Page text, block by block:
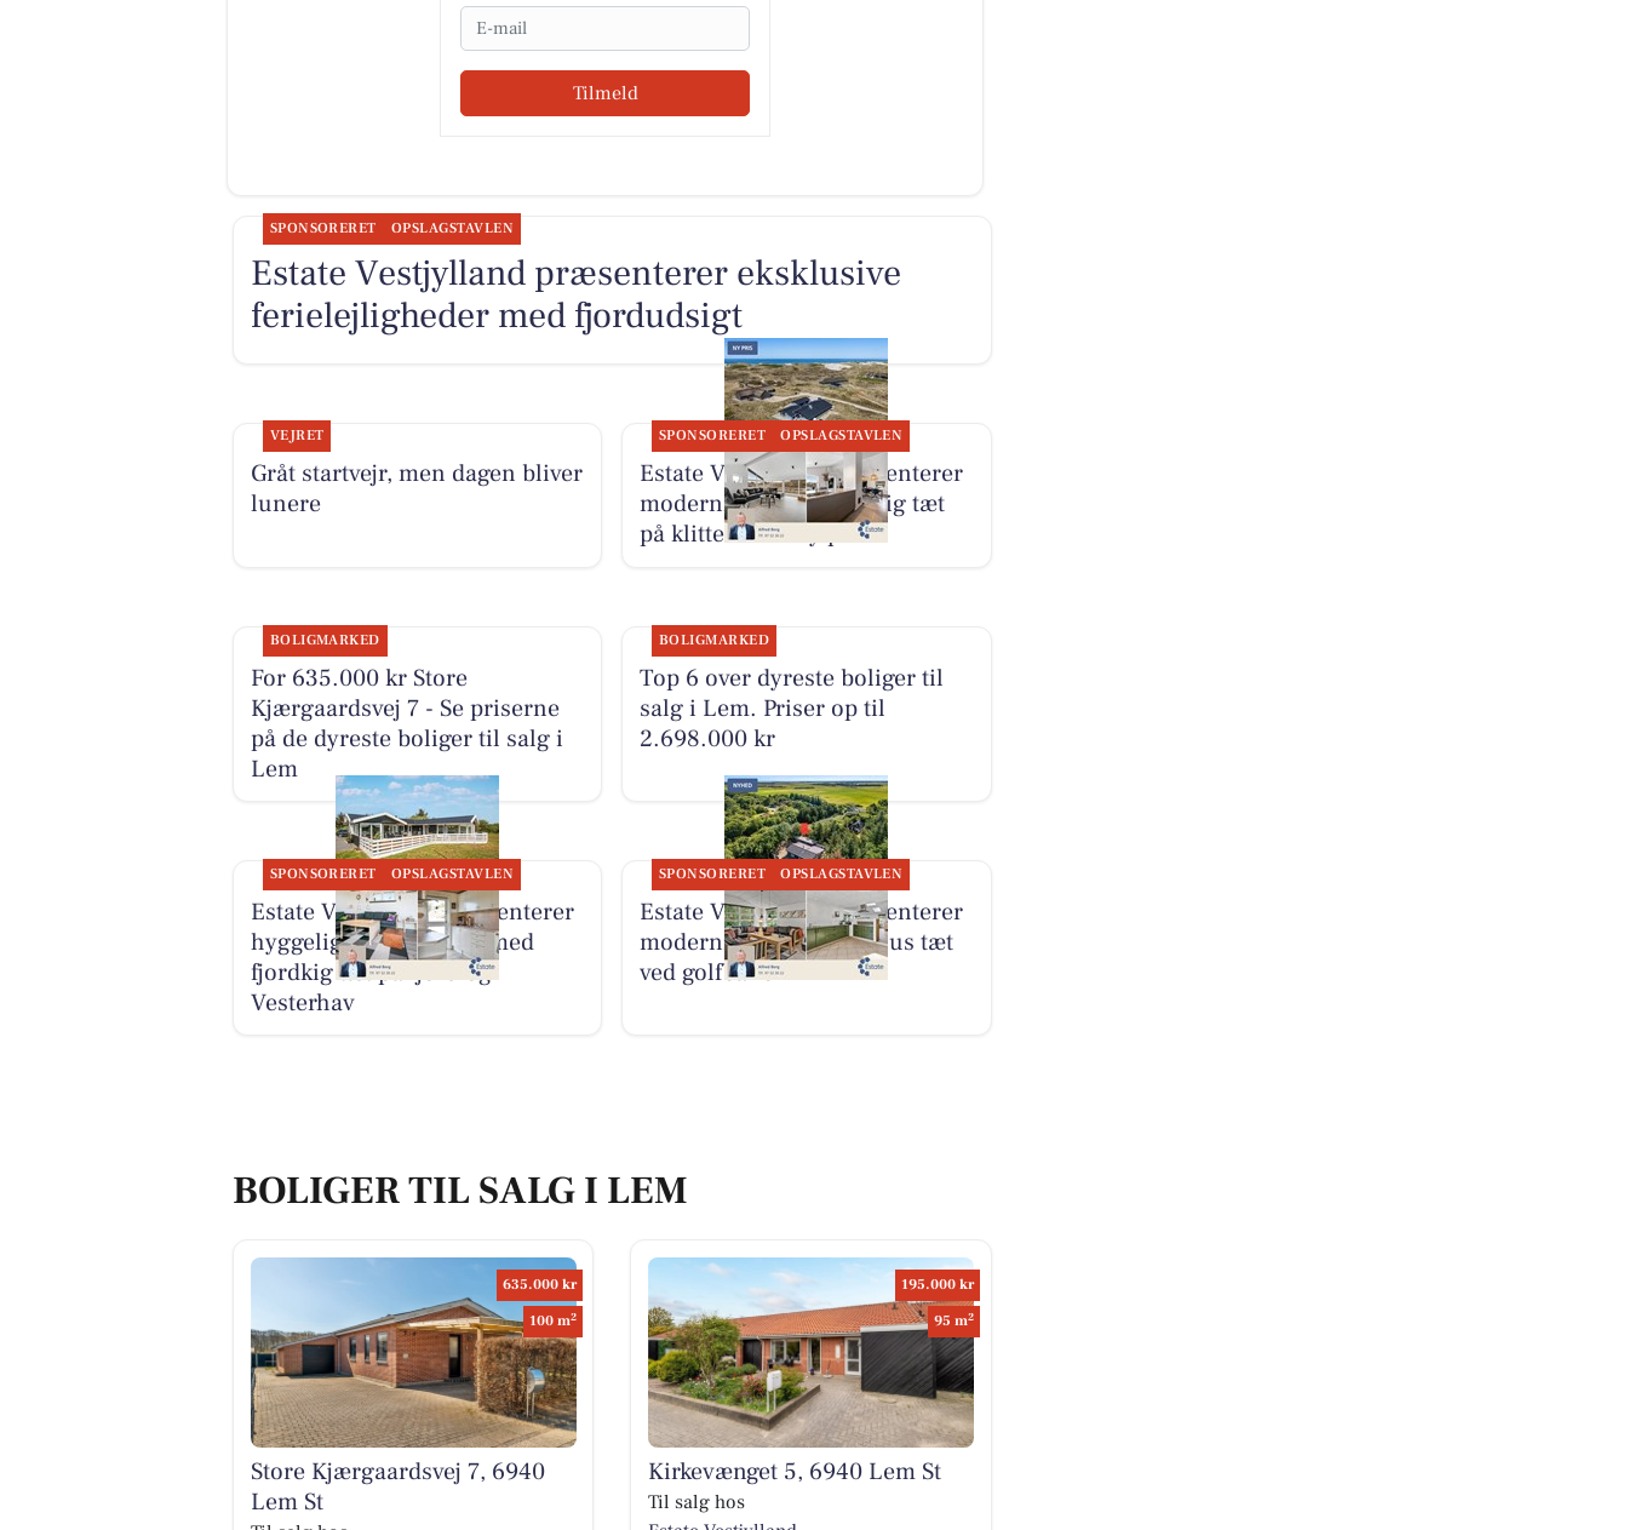
Email
Tilmeld
SPONSORERET OPSLAGSTAVLEN
Estate Vestjylland præsenterer eksklusive
ferielejligheder med fjordudsigt
VEJRET
Gråt startvejr, men dagen bliver
lunere
SPONSORERET OPSLAGSTAVLEN
Estate Vestjylland præsenterer
moderniseret fritidsbolig tæt
på klitterne til ny pris
BOLIGMARKED
For 635.000 kr Store
Kjærgaardsvej 7 - Se priserne
på de dyreste boliger til salg i
Lem
BOLIGMARKED
Top 6 over dyreste boliger til
salg i Lem. Priser op til
2.698.000 kr
SPONSORERET OPSLAGSTAVLEN
Estate Vestjylland præsenterer
hyggeligt sommerhus med
fjordkig tæt på fjord og
Vesterhav
SPONSORERET OPSLAGSTAVLEN
Estate Vestjylland præsenterer
moderniseret sommerhus tæt
ved golfbanen
BOLIGER TIL SALG I LEM
635.000 kr
100 m2
Store Kjærgaardsvej 7, 6940
Lem St
195.000 kr
95 m2
Kirkevænget 5, 6940 Lem St
Til salg hos